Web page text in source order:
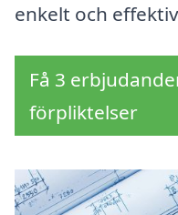
enkelt och
Få 3
förpliktelser